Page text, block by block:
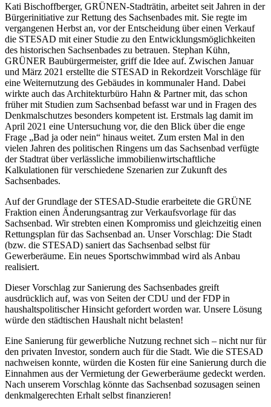
Kati Bischoffberger, GRÜNEN-Stadträtin, arbeitet seit Jahren in der
Bürgerinitiative zur Rettung des Sachsenbades mit. Sie regte im
vergangenen Herbst an, vor der Entscheidung über einen Verkauf
die STESAD mit einer Studie zu den Entwicklungsmöglichkeiten
des historischen Sachsenbades zu betrauen. Stephan Kühn,
GRÜNER Baubürgermeister, griff die Idee auf. Zwischen Januar
und März 2021 erstellte die STESAD in Rekordzeit Vorschläge für
eine Weiternutzung des Gebäudes in kommunaler Hand. Dabei
wirkte auch das Architekturbüro Hahn & Partner mit, das schon
früher mit Studien zum Sachsenbad befasst war und in Fragen des
Denkmalschutzes besonders kompetent ist. Erstmals lag damit im
April 2021 eine Untersuchung vor, die den Blick über die enge
Frage „Bad ja oder nein“ hinaus weitet. Zum ersten Mal in den
vielen Jahren des politischen Ringens um das Sachsenbad verfügte
der Stadtrat über verlässliche immobilienwirtschaftliche
Kalkulationen für verschiedene Szenarien zur Zukunft des
Sachsenbades.
Auf der Grundlage der STESAD-Studie erarbeitete die GRÜNE
Fraktion einen Änderungsantrag zur Verkaufsvorlage für das
Sachsenbad. Wir strebten einen Kompromiss und gleichzeitig einen
Rettungsplan für das Sachsenbad an. Unser Vorschlag: Die Stadt
(bzw. die STESAD) saniert das Sachsenbad selbst für
Gewerberäume. Ein neues Sportschwimmbad wird als Anbau
realisiert.
Dieser Vorschlag zur Sanierung des Sachsenbades greift
ausdrücklich auf, was von Seiten der CDU und der FDP in
haushaltspolitischer Hinsicht gefordert worden war. Unsere Lösung
würde den städtischen Haushalt nicht belasten!
Eine Sanierung für gewerbliche Nutzung rechnet sich – nicht nur für
den privaten Investor, sondern auch für die Stadt. Wie die STESAD
nachweisen konnte, würden die Kosten für eine Sanierung durch die
Einnahmen aus der Vermietung der Gewerberäume gedeckt werden.
Nach unserem Vorschlag könnte das Sachsenbad sozusagen seinen
denkmalgerechten Erhalt selbst finanzieren!